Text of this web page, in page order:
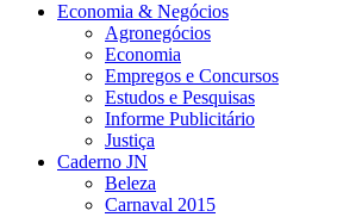
Economia & Negócios
Agronegócios
Economia
Empregos e Concursos
Estudos e Pesquisas
Informe Publicitário
Justiça
Caderno JN
Beleza
Carnaval 2015